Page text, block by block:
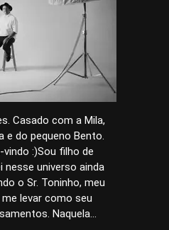
Casado com a Mila,
e do pequeno Bento.
:)Sou filho de
universo ainda
o Sr. Toninho, meu
levar como seu
Naquela...